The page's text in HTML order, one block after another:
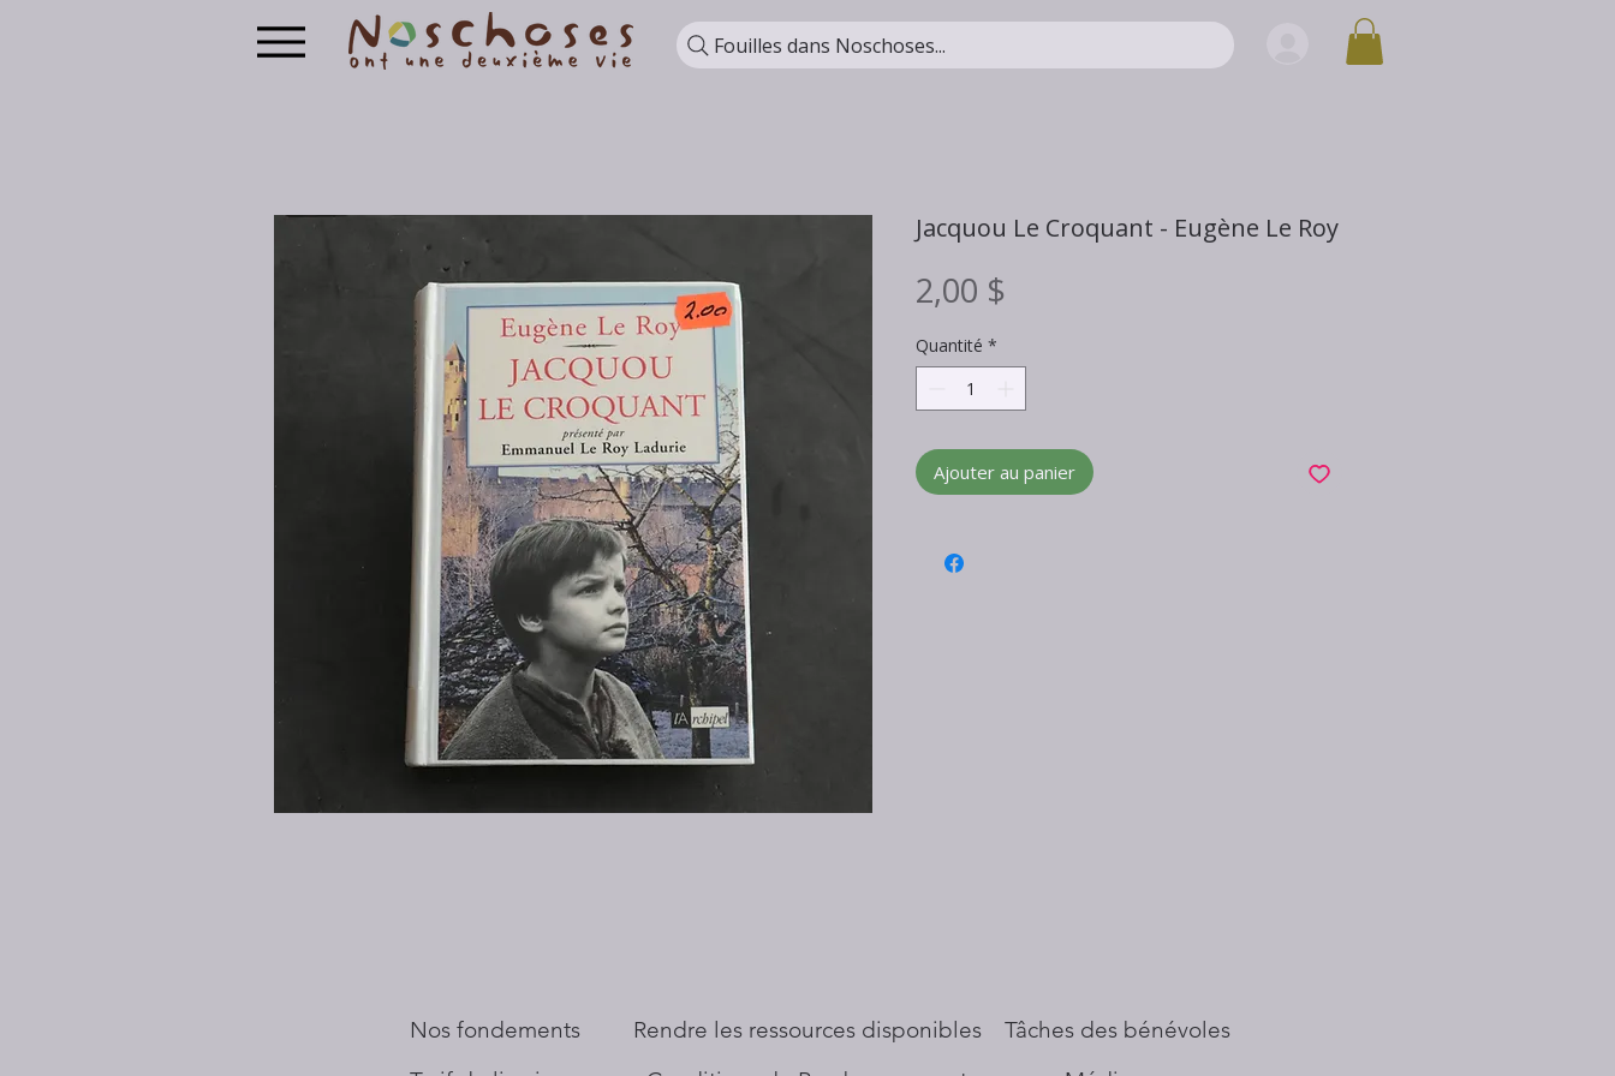
Fouilles dans Noschoses...
Jacquou Le Croquant - Eugène Le Roy
2,00 $
Quantité *
Ajouter au panier
Nos fondements
​Rendre les ressources disponibles
Tâches des bénévoles